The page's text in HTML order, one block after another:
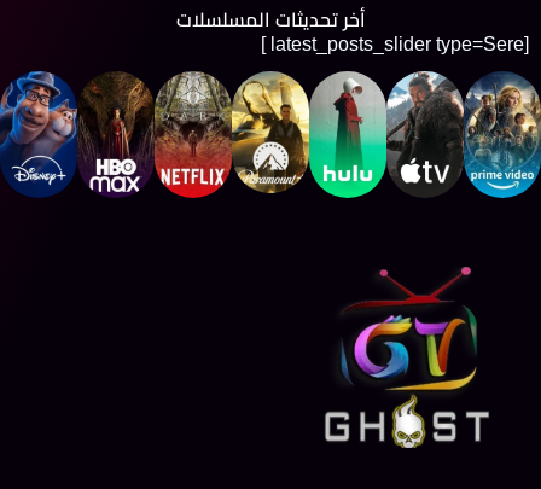
أخر تحديثات المسلسلات
[latest_posts_slider type=Sere ]